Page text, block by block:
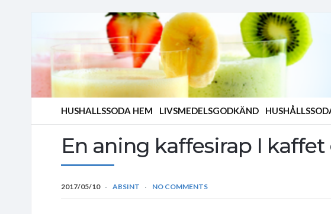
HUSHALLSSODA HEM LIVSMEDELSGODKÄND
En aning kaffesirap I kaffet
2017/05/10 ABSINT NO COMMENTS